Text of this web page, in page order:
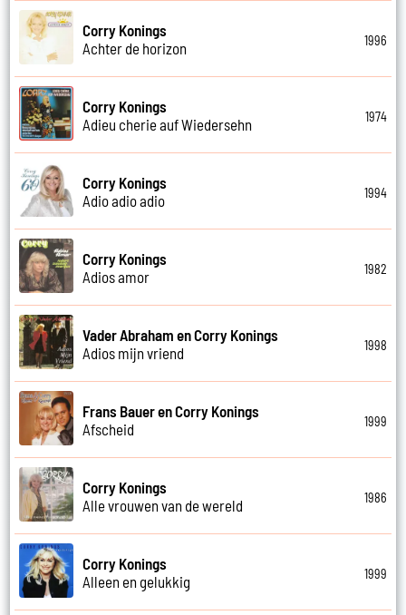
Corry Konings
Achter de horizon
1996
Corry Konings
Adieu cherie auf Wiedersehn
1974
Corry Konings
Adio adio adio
1994
Corry Konings
Adios amor
1982
Vader Abraham en Corry Konings
Adios mijn vriend
1998
Frans Bauer en Corry Konings
Afscheid
1999
Corry Konings
Alle vrouwen van de wereld
1986
Corry Konings
Alleen en gelukkig
1999